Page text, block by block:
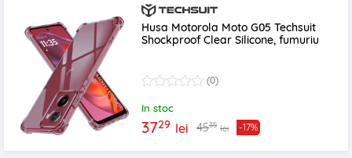
Husa Motorola Moto G05 Techsuit
Shockproof Clear Silicone, fumuriu
(0)
In stoc
3729 lei 4535 lei -17%